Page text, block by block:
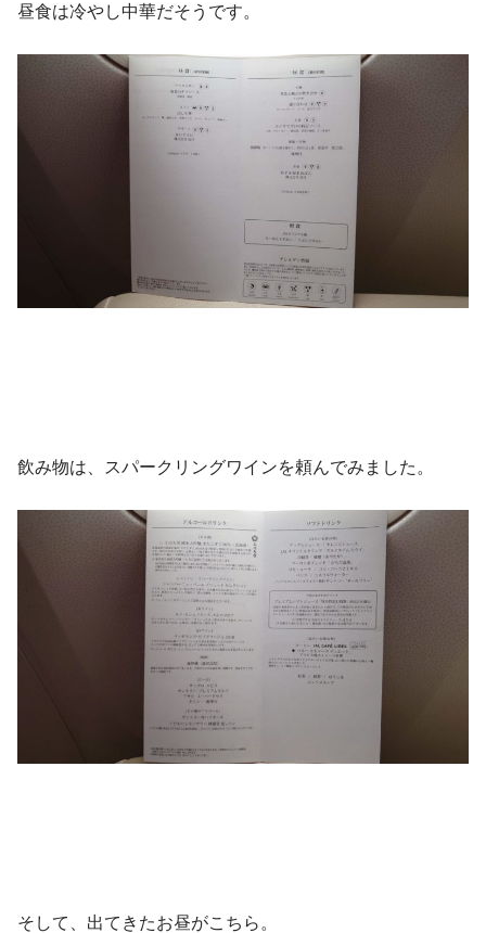
昼食は冷やし中華だそうです。
飲み物は、スパークリングワインを頼んでみました。
そして、出てきたお昼がこちら。